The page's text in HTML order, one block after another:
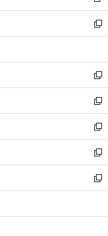
開
く
ウ
で
開
ン
ド
ウ
開
く
ウ
ィ
ン
ウ
で
開
く
し
い
ウ
ン
ド
ウ
で
開
く
新
し
ウ
ィ
ン
ド
ウ
で
開
く
新
し
い
ウ
ィ
ン
ド
ウ
で
開
新
し
い
ウ
ィ
ン
ド
ウ
開
新
し
い
ウ
ィ
ン
ウ
新
し
い
ウ
ン
新
し
ウ